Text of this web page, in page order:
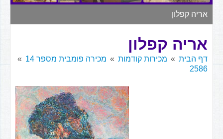
אריה קפלון
אריה קפלון
דף הבית מכירות קודמות
מכירה פומבית מספר 14
2586